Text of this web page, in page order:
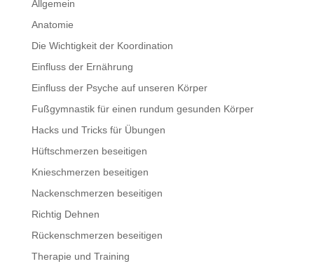
Allgemein
Anatomie
Die Wichtigkeit der Koordination
Einfluss der Ernährung
Einfluss der Psyche auf unseren Körper
Fußgymnastik für einen rundum gesunden Körper
Hacks und Tricks für Übungen
Hüftschmerzen beseitigen
Knieschmerzen beseitigen
Nackenschmerzen beseitigen
Richtig Dehnen
Rückenschmerzen beseitigen
Therapie und Training